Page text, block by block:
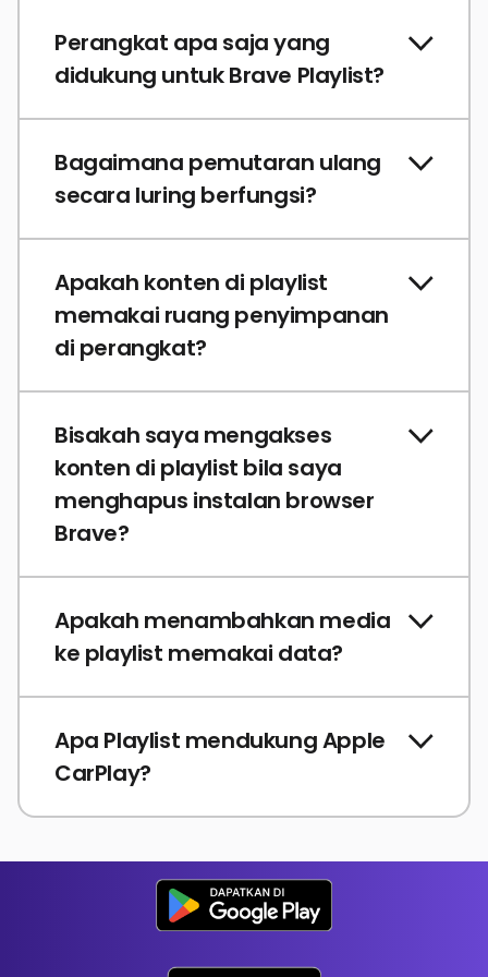
Perangkat apa saja yang
didukung untuk Brave Playlist?
Bagaimana pemutaran ulang
secara luring berfungsi?
Apakah konten di playlist
memakai ruang penyimpanan
di perangkat?
Bisakah saya mengakses
konten di playlist bila saya
menghapus instalan browser
Brave?
Apakah menambahkan media
ke playlist memakai data?
Apa Playlist mendukung Apple
CarPlay?